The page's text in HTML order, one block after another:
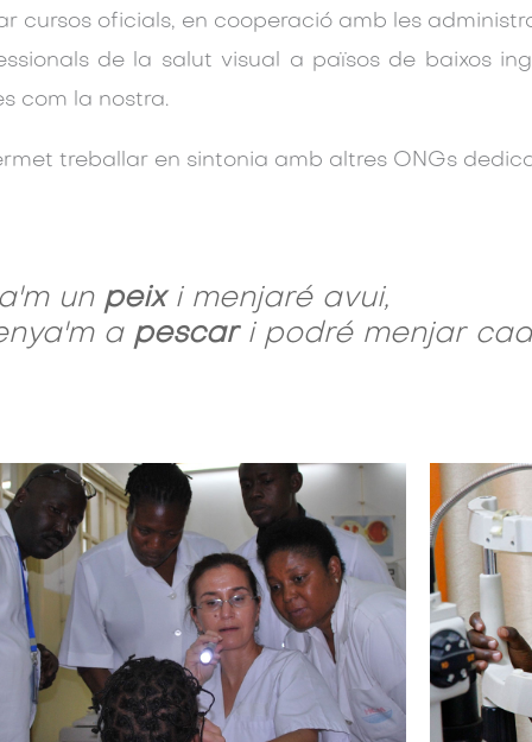
cursos oficials, en cooperació amb les
de la salut visual a països de baixos
com la nostra.
treballar en sintonia amb altres ONGs
un peixi menjaré avui,
a pescari podré menjar